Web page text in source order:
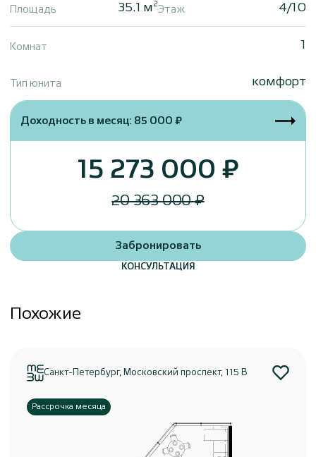
35.1 м 2
Площадь 4/10
Этаж
1
Комнат
комфорт
Тип юнита
Доходность в месяц: 85 000 ₽
15 273 000 ₽
20 363 000 ₽
Забронировать
КОНСУЛЬТАЦИЯ
Похожие
Санкт-Петербург, Московский проспект, 115 В
Рассрочка месяца